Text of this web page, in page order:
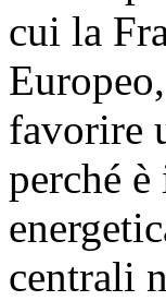
cui la
favorire
perché
centrali